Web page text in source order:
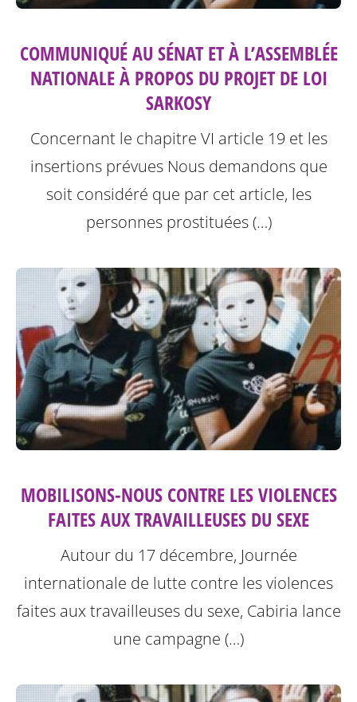
COMMUNIQUÉ AU SÉNAT ET À L’ASSEMBLÉE
NATIONALE À PROPOS DU PROJET DE LOI
SARKOSY
Concernant le chapitre VI article 19 et les
insertions prévues Nous demandons que
soit considéré que par cet article, les
personnes prostituées (…)
MOBILISONS-NOUS CONTRE LES VIOLENCES
FAITES AUX TRAVAILLEUSES DU SEXE
Autour du 17 décembre, Journée
internationale de lutte contre les violences
faites aux travailleuses du sexe, Cabiria lance
une campagne (…)